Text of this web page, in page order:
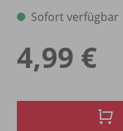
Sofort verfügbar
4,99 €